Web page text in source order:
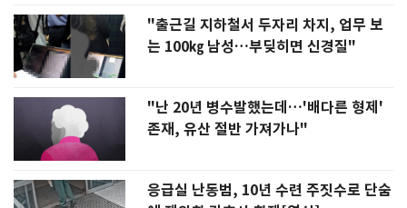
"출근길 지하철서 두자리 차지, 업무 보
는 100㎏ 남성…부딪히면 신경질"
"난 20년 병수발했는데…'배다른 형제'
존재, 유산 절반 가져가나"
응급실 난동범, 10년 수련 주짓수로 단숨